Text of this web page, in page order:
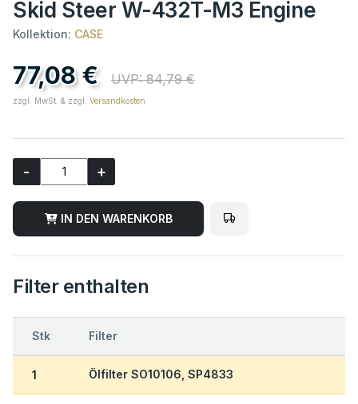
Skid Steer W-432T-M3 Engine
Kollektion: CASE
77,08 € UVP: 84,79 €
zzgl. MwSt. & zzgl. Versandkosten
- +
IN DEN WARENKORB
Filter enthalten
Stk Filter
1 Ölfilter SO10106, SP4833